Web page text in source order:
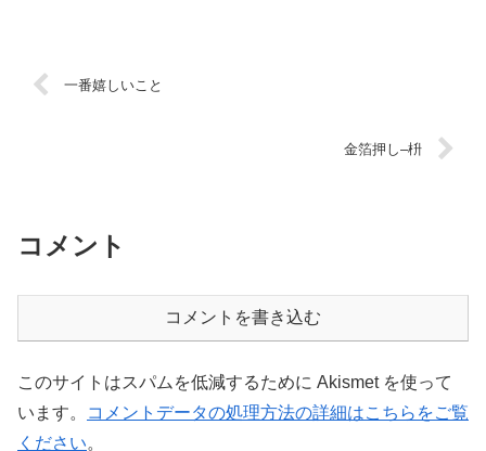
一番嬉しいこと
金箔押し–枡
コメント
コメントを書き込む
このサイトはスパムを低減するために Akismet を使って
います。
コメントデータの処理方法の詳細はこちらをご覧
ください。